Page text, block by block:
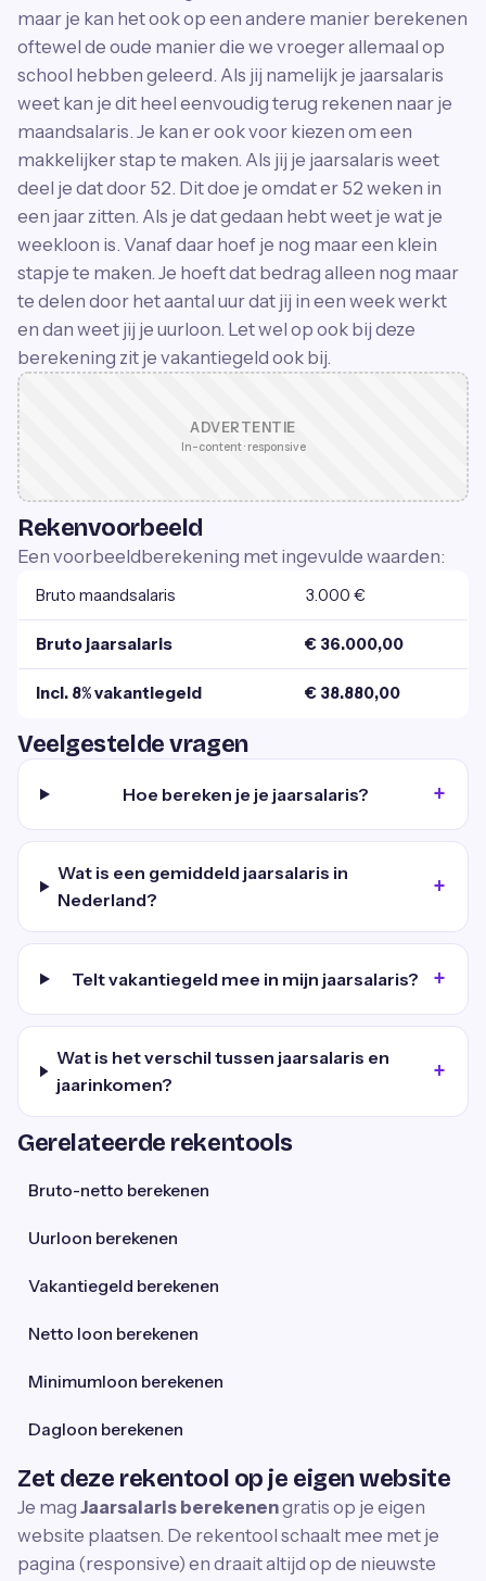
maar je kan het ook op een andere manier berekenen
oftewel de oude manier die we vroeger allemaal op
school hebben geleerd. Als jij namelijk je jaarsalaris
weet kan je dit heel eenvoudig terug rekenen naar je
maandsalaris. Je kan er ook voor kiezen om een
makkelijker stap te maken. Als jij je jaarsalaris weet
deel je dat door 52. Dit doe je omdat er 52 weken in
een jaar zitten. Als je dat gedaan hebt weet je wat je
weekloon is. Vanaf daar hoef je nog maar een klein
stapje te maken. Je hoeft dat bedrag alleen nog maar
te delen door het aantal uur dat jij in een week werkt
en dan weet jij je uurloon. Let wel op ook bij deze
berekening zit je vakantiegeld ook bij.
ADVERTENTIE
In-content · responsive
Rekenvoorbeeld
Een voorbeeldberekening met ingevulde waarden:
Bruto maandsalaris 3.000 €
Bruto jaarsalaris € 36.000,00
Incl. 8% vakantiegeld € 38.880,00
Veelgestelde vragen
Hoe bereken je je jaarsalaris?
Wat is een gemiddeld jaarsalaris in
Nederland?
Telt vakantiegeld mee in mijn jaarsalaris?
Wat is het verschil tussen jaarsalaris en
jaarinkomen?
Gerelateerde rekentools
Bruto-netto berekenen
Uurloon berekenen
Vakantiegeld berekenen
Netto loon berekenen
Minimumloon berekenen
Dagloon berekenen
Zet deze rekentool op je eigen website
Je mag Jaarsalaris berekenengratis op je eigen
website plaatsen. De rekentool schaalt mee met je
pagina (responsive) en draait altijd op de nieuwste